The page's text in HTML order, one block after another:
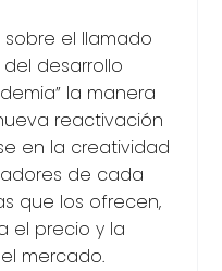
el llamado
desarrollo
la manera
reactivación
en la creatividad
de cada
que los ofrecen,
el precio y la
mercado.